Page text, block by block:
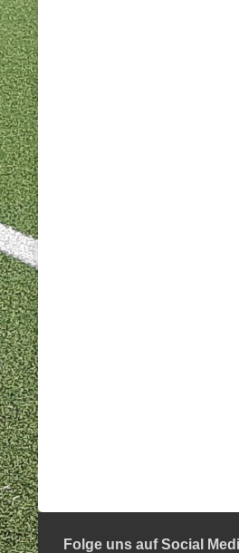
Folge uns auf Social